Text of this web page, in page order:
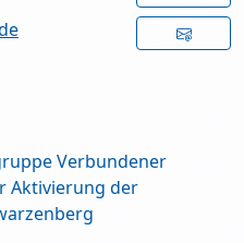
Verbundener
Aktivierung der